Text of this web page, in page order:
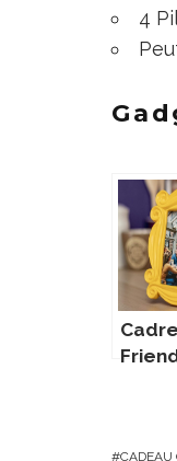
4
Cadre
CADEAU